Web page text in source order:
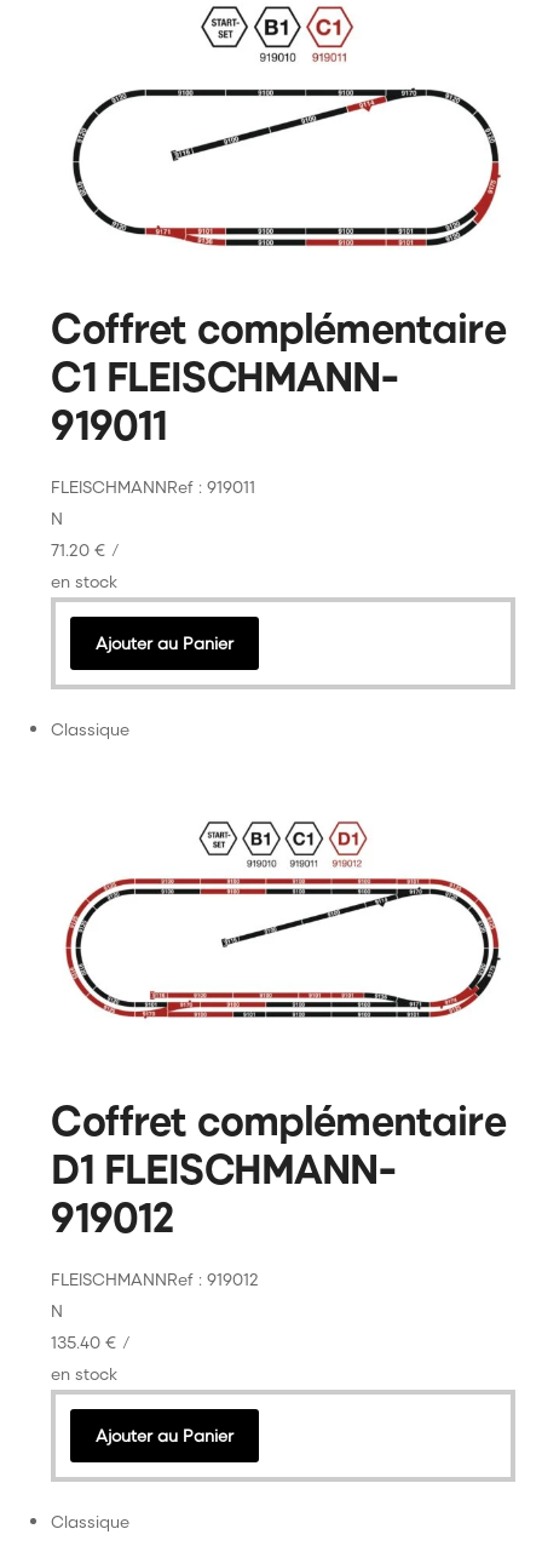
Coffret complémentaire
C1 FLEISCHMANN-
919011
FLEISCHMANNRef : 919011
N
71.20 € /
en stock
Ajouter au Panier
Classique
Coffret complémentaire
D1 FLEISCHMANN-
919012
FLEISCHMANNRef : 919012
N
135.40 € /
en stock
Ajouter au Panier
Classique